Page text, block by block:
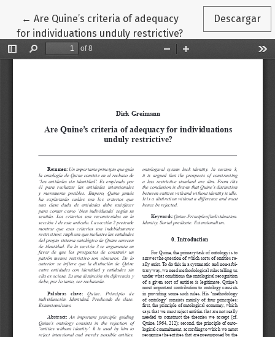
← Volver a los detalles del artículo
Are Quine’s criteria of adequacy
for individuations unduly restrictive?
Descargar